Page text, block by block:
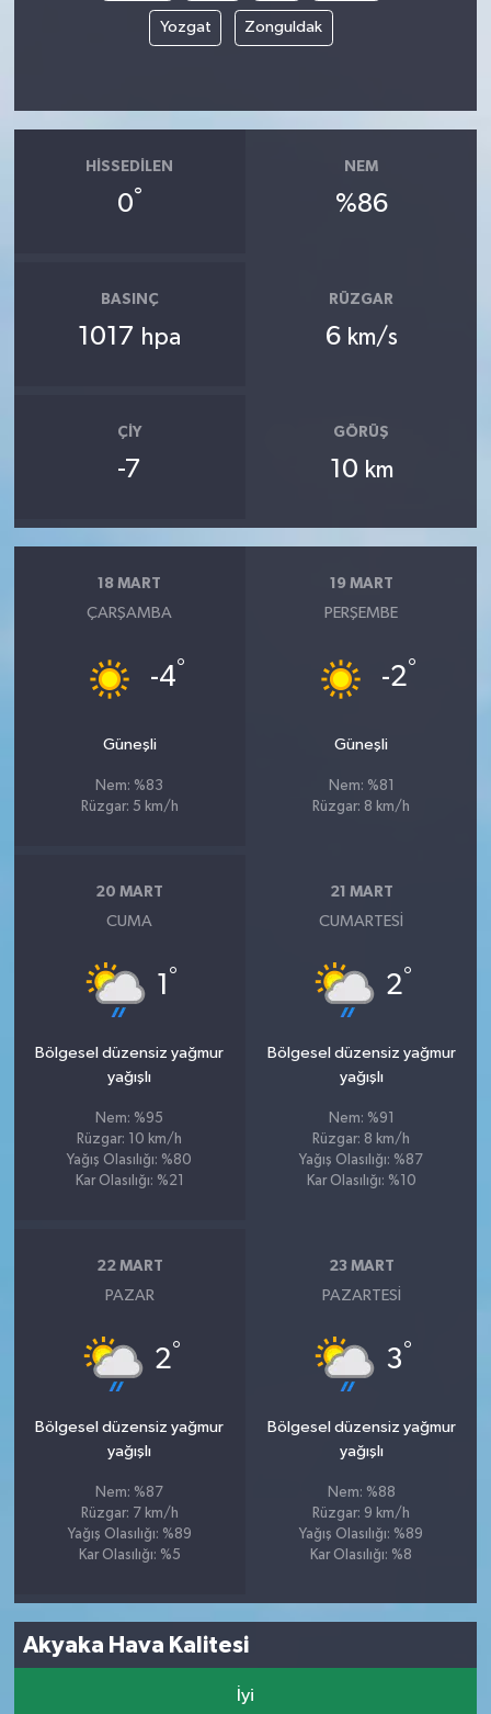
Yozgat Zonguldak
HISSEDILEN
0°
NEM
%86
BASINÇ
1017 hpa
RÜZGAR
6 km/s
ÇIY
-7
GÖRÜŞ
10 km
18 MART
ÇARŞAMBA
-4°
Güneşli
Nem: %83
Rüzgar: 5 km/h
19 MART
PERŞEMBE
-2°
Güneşli
Nem: %81
Rüzgar: 8 km/h
20 MART
CUMA
1 °
Bölgesel düzensiz yağmur
yağışlı
Nem: %95
Rüzgar: 10 km/h
Yağış Olasılığı: %80
Kar Olasılığı: %21
21 MART
CUMARTESI
2°
Bölgesel düzensiz yağmur
yağışlı
Nem: %91
Rüzgar: 8 km/h
Yağış Olasılığı: %87
Kar Olasılığı: %10
22 MART
PAZAR
2°
Bölgesel düzensiz yağmur
yağışlı
Nem: %87
Rüzgar: 7 km/h
Yağış Olasılığı: %89
Kar Olasılığı: %5
23 MART
PAZARTESI
3°
Bölgesel düzensiz yağmur
yağışlı
Nem: %88
Rüzgar: 9 km/h
Yağış Olasılığı: %89
Kar Olasılığı: %8
Akyaka Hava Kalitesi
İyi